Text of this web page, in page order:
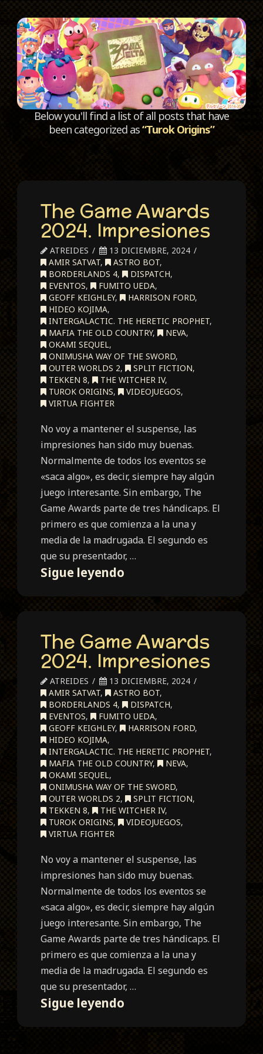
Below you'll find a list of all posts that have
been categorized as“Turok Origins”
The Game Awards
2024. Impresiones
ATREIDES
13 DICIEMBRE, 2024
AMIR SATVAT, ASTRO BOT,
BORDERLANDS 4, DISPATCH,
EVENTOS, FUMITO UEDA,
GEOFF KEIGHLEY, HARRISON FORD,
HIDEO KOJIMA,
INTERGALACTIC. THE HERETIC PROPHET,
MAFIA THE OLD COUNTRY, NEVA,
OKAMI SEQUEL,
ONIMUSHA WAY OF THE SWORD,
OUTER WORLDS 2, SPLIT FICTION,
TEKKEN 8, THE WITCHER IV,
TUROK ORIGINS, VIDEOJUEGOS,
VIRTUA FIGHTER
No voy a mantener el suspense, las
impresiones han sido muy buenas.
Normalmente de todos los eventos se
«saca algo», es decir, siempre hay algún
juego interesante. Sin embargo, The
Game Awards parte de tres hándicaps. El
primero es que comienza a la una y
media de la madrugada. El segundo es
que su presentador, …
Sigue leyendo
Awards
Impresiones
The Game Awards
2024. Impresiones
ATREIDES
13 DICIEMBRE, 2024
AMIR SATVAT, ASTRO BOT,
BORDERLANDS 4, DISPATCH,
EVENTOS, FUMITO UEDA,
GEOFF KEIGHLEY, HARRISON FORD,
HIDEO KOJIMA,
INTERGALACTIC. THE HERETIC PROPHET,
MAFIA THE OLD COUNTRY, NEVA,
OKAMI SEQUEL,
ONIMUSHA WAY OF THE SWORD,
OUTER WORLDS 2, SPLIT FICTION,
TEKKEN 8, THE WITCHER IV,
TUROK ORIGINS, VIDEOJUEGOS,
VIRTUA FIGHTER
No voy a mantener el suspense, las
impresiones han sido muy buenas.
Normalmente de todos los eventos se
«saca algo», es decir, siempre hay algún
juego interesante. Sin embargo, The
Game Awards parte de tres hándicaps. El
primero es que comienza a la una y
media de la madrugada. El segundo es
que su presentador, …
Sigue leyendo
Awards